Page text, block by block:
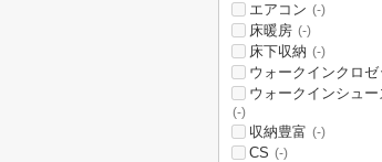
エアコン (-)
床暖房 (-)
床下収納 (-)
ウォークインクロゼ
ウォークインシュー
(-)
収納豊富 (-)
CS (-)